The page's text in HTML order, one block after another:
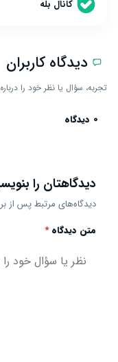
کانال بله
دیدگاه کاربران
تجربه، سؤال یا نظر خود را
0 دیدگاه
دیدگاهتان را
دیدگاه‌های مرتبط پس از
متن دیدگاه*